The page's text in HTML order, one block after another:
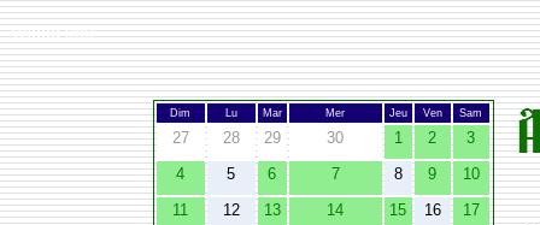
Width:980
Dim Lu Mar Mer Jeu Ven Sam
27 28 29 30 1 2
3
4
5 6 7 8 9
10
11
12 13 14 15 16
17